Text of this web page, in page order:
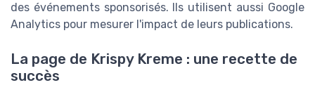
des événements sponsorisés. Ils utilisent aussi Google
Analytics pour mesurer l'impact de leurs publications.
La page de Krispy Kreme : une recette de
succès